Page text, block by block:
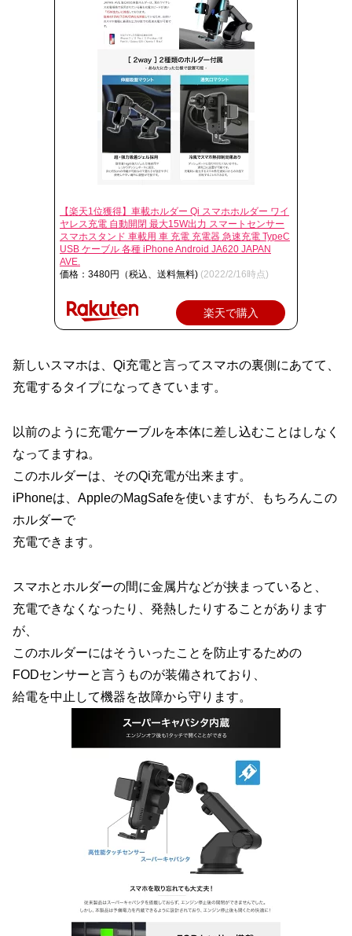
【楽天1位獲得】車載ホルダー Qi スマホホルダー ワイ
ヤレス充電 自動開閉 最大15W出力 スマートセンサー
スマホスタンド 車載用 車 充電 充電器 急速充電 TypeC
USB ケーブル 各種 iPhone Android JA620 JAPAN
AVE.
価格：3480円（税込、送料無料) (2022/2/16時点)
楽天で購入
新しいスマホは、Qi充電と言ってスマホの裏側にあてて、
充電するタイプになってきています。
以前のように充電ケーブルを本体に差し込むことはしなく
なってますね。
このホルダーは、そのQi充電が出来ます。
iPhoneは、AppleのMagSafeを使いますが、もちろんこの
ホルダーで
充電できます。
スマホとホルダーの間に金属片などが挟まっていると、
充電できなくなったり、発熱したりすることがあります
が、
このホルダーにはそういったことを防止するための
FODセンサーと言うものが装備されており、
給電を中止して機器を故障から守ります。